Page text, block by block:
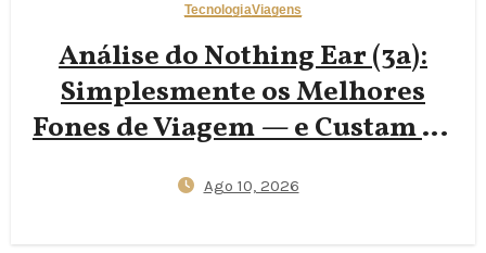
TecnologiaViagens
Análise do Nothing Ear (3a):
Simplesmente os Melhores
Fones de Viagem — e Custam Só
Ago 10, 2026